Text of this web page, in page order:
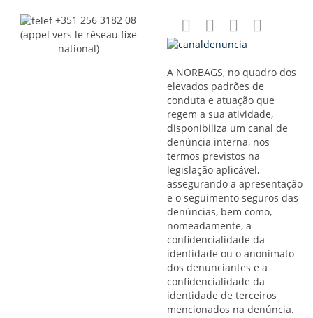
+351 256 3182 08
(appel vers le réseau fixe
national)
A NORBAGS, no quadro dos
elevados padrões de
conduta e atuação que
regem a sua atividade,
disponibiliza um canal de
denúncia interna, nos
termos previstos na
legislação aplicável,
assegurando a apresentação
e o seguimento seguros das
denúncias, bem como,
nomeadamente, a
confidencialidade da
identidade ou o anonimato
dos denunciantes e a
confidencialidade da
identidade de terceiros
mencionados na denúncia.